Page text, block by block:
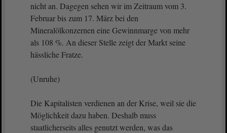
nicht an. Dagegen sehen wir im Zeitraum vom 3.
Februar bis zum 17. März bei den
Mineralölkonzernen eine Gewinnmarge von mehr
als 108 %. An dieser Stelle zeigt der Markt seine
hässliche Fratze.
(Unruhe)
Die Kapitalisten verdienen an der Krise, weil sie die
Möglichkeit dazu haben. Deshalb muss
staatlicherseits alles genutzt werden, was das